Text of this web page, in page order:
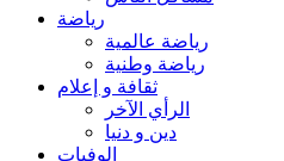
رياضة
رياضة عالمية
رياضة وطنية
ثقافة و إعلام
الرأي الآخر
دين و دنيا
الوفيات